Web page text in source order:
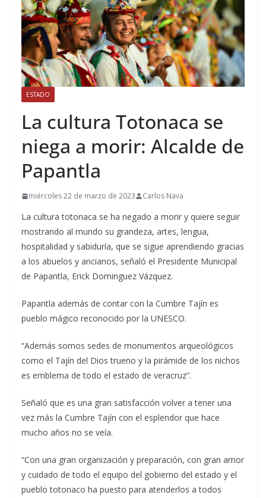
ESTADO
La cultura Totonaca se
niega a morir: Alcalde de
Papantla
miércoles 22 de marzo de 2023 Carlos Nava
La cultura totonaca se ha negado a morir y quiere seguir
mostrando al mundo su grandeza, artes, lengua,
hospitalidad y sabiduría, que se sigue aprendiendo gracias
a los abuelos y ancianos, señaló el Presidente Municipal
de Papantla, Erick Dominguez Vázquez.
Papantla además de contar con la Cumbre Tajín es
pueblo mágico reconocido por la UNESCO.
“Además somos sedes de monumentos arqueológicos
como el Tajín del Dios trueno y la pirámide de los nichos
es emblema de todo el estado de veracruz”.
Señaló que es una gran satisfacción volver a tener una
vez más la Cumbre Tajín con el esplendor que hace
mucho años no se veía.
“Con una gran organización y preparación, con gran amor
y cuidado de todo el equipo del gobierno del estado y el
pueblo totonaco ha puesto para atenderlos a todos